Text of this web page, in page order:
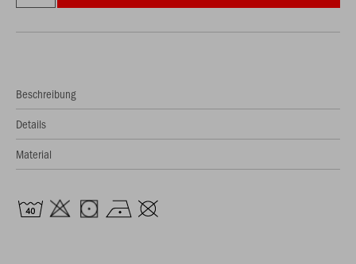
Beschreibung
Details
Material